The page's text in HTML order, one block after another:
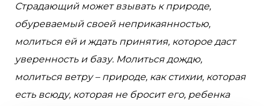
Страдающий может взывать к природе,
обуреваемый своей неприкаянностью,
молиться ей и ждать принятия, которое даст
уверенность и базу. Молиться дождю,
молиться ветру – природе, как стихии, которая
есть всюду, которая не бросит его, ребенка